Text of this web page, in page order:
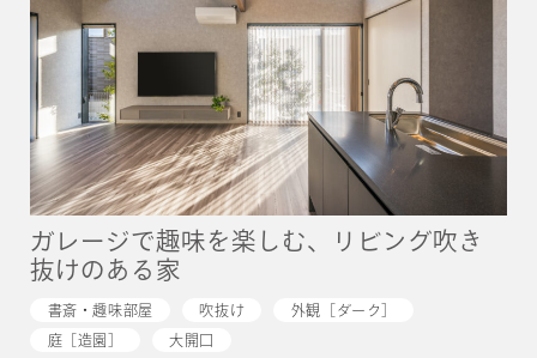
ガレージで趣味を楽しむ、リビング吹き
抜けのある家
書斎・趣味部屋 吹抜け 外観［ダーク］
庭［造園］ 大開口